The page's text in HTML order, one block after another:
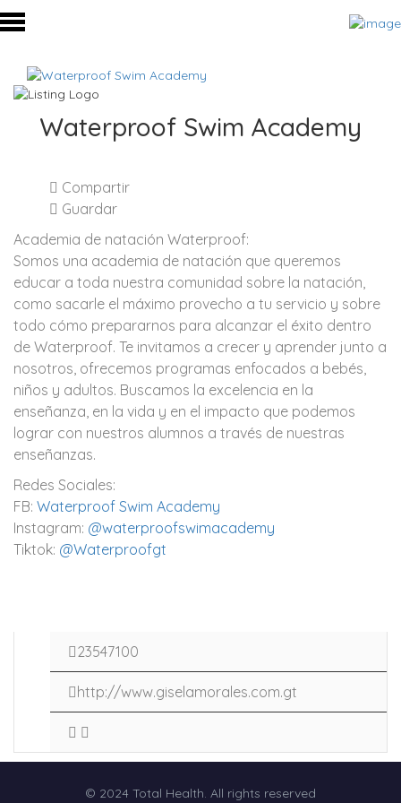
Waterproof Swim Academy
Compartir
Guardar
Academia de natación Waterproof:
Somos una academia de natación que queremos
educar a toda nuestra comunidad sobre la natación,
como sacarle el máximo provecho a tu servicio y sobre
todo cómo prepararnos para alcanzar el éxito dentro
de Waterproof. Te invitamos a crecer y aprender junto a
nosotros, ofrecemos programas enfocados a bebés,
niños y adultos. Buscamos la excelencia en la
enseñanza, en la vida y en el impacto que podemos
lograr con nuestros alumnos a través de nuestras
enseñanzas.
Redes Sociales:
FB: Waterproof Swim Academy
Instagram: @waterproofswimacademy
Tiktok: @Waterproofgt
23547100
http://www.giselamorales.com.gt
© 2024 Total Health. All rights reserved